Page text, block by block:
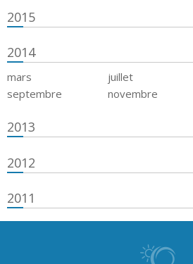
2015
2014
mars juillet
septembre
novembre
2013
2012
2011